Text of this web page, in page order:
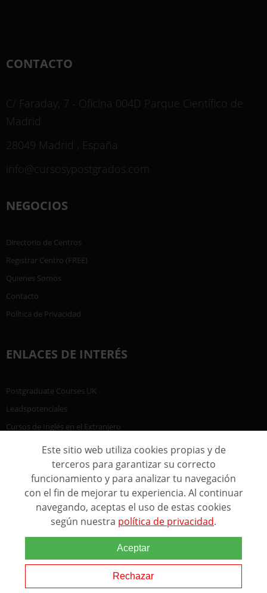
CONTACTO
C/ Faraday, 7 - Oficina 004D Parque Científico de
Madrid
28049 Madrid , España
info@cursosypostgrados.com
NEGOCIOS
Directorio de Centros
Registrar Centro (FREE)
Quienes Somos
Contacto
Política de Privacidad
ENLACES DE INTERÉS
Postgraduate Courses UK
Leadspotenciales
Cursos de Inglés en el Extranjero
@ 2005 - 2026 Marca comercial de Grupo
Eurohispana. Todos los derechos reservados.
Este sitio web utiliza cookies propias y de
terceros para garantizar su correcto
funcionamiento y para analizar tu navegación
con el fin de mejorar tu experiencia. Al continuar
navegando, aceptas el uso de estas cookies
según nuestra política de privacidad.
Aceptar
Rechazar